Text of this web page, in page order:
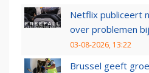
Netflix publiceert
over problemen
03-08-2026, 13:22
Brussel geeft